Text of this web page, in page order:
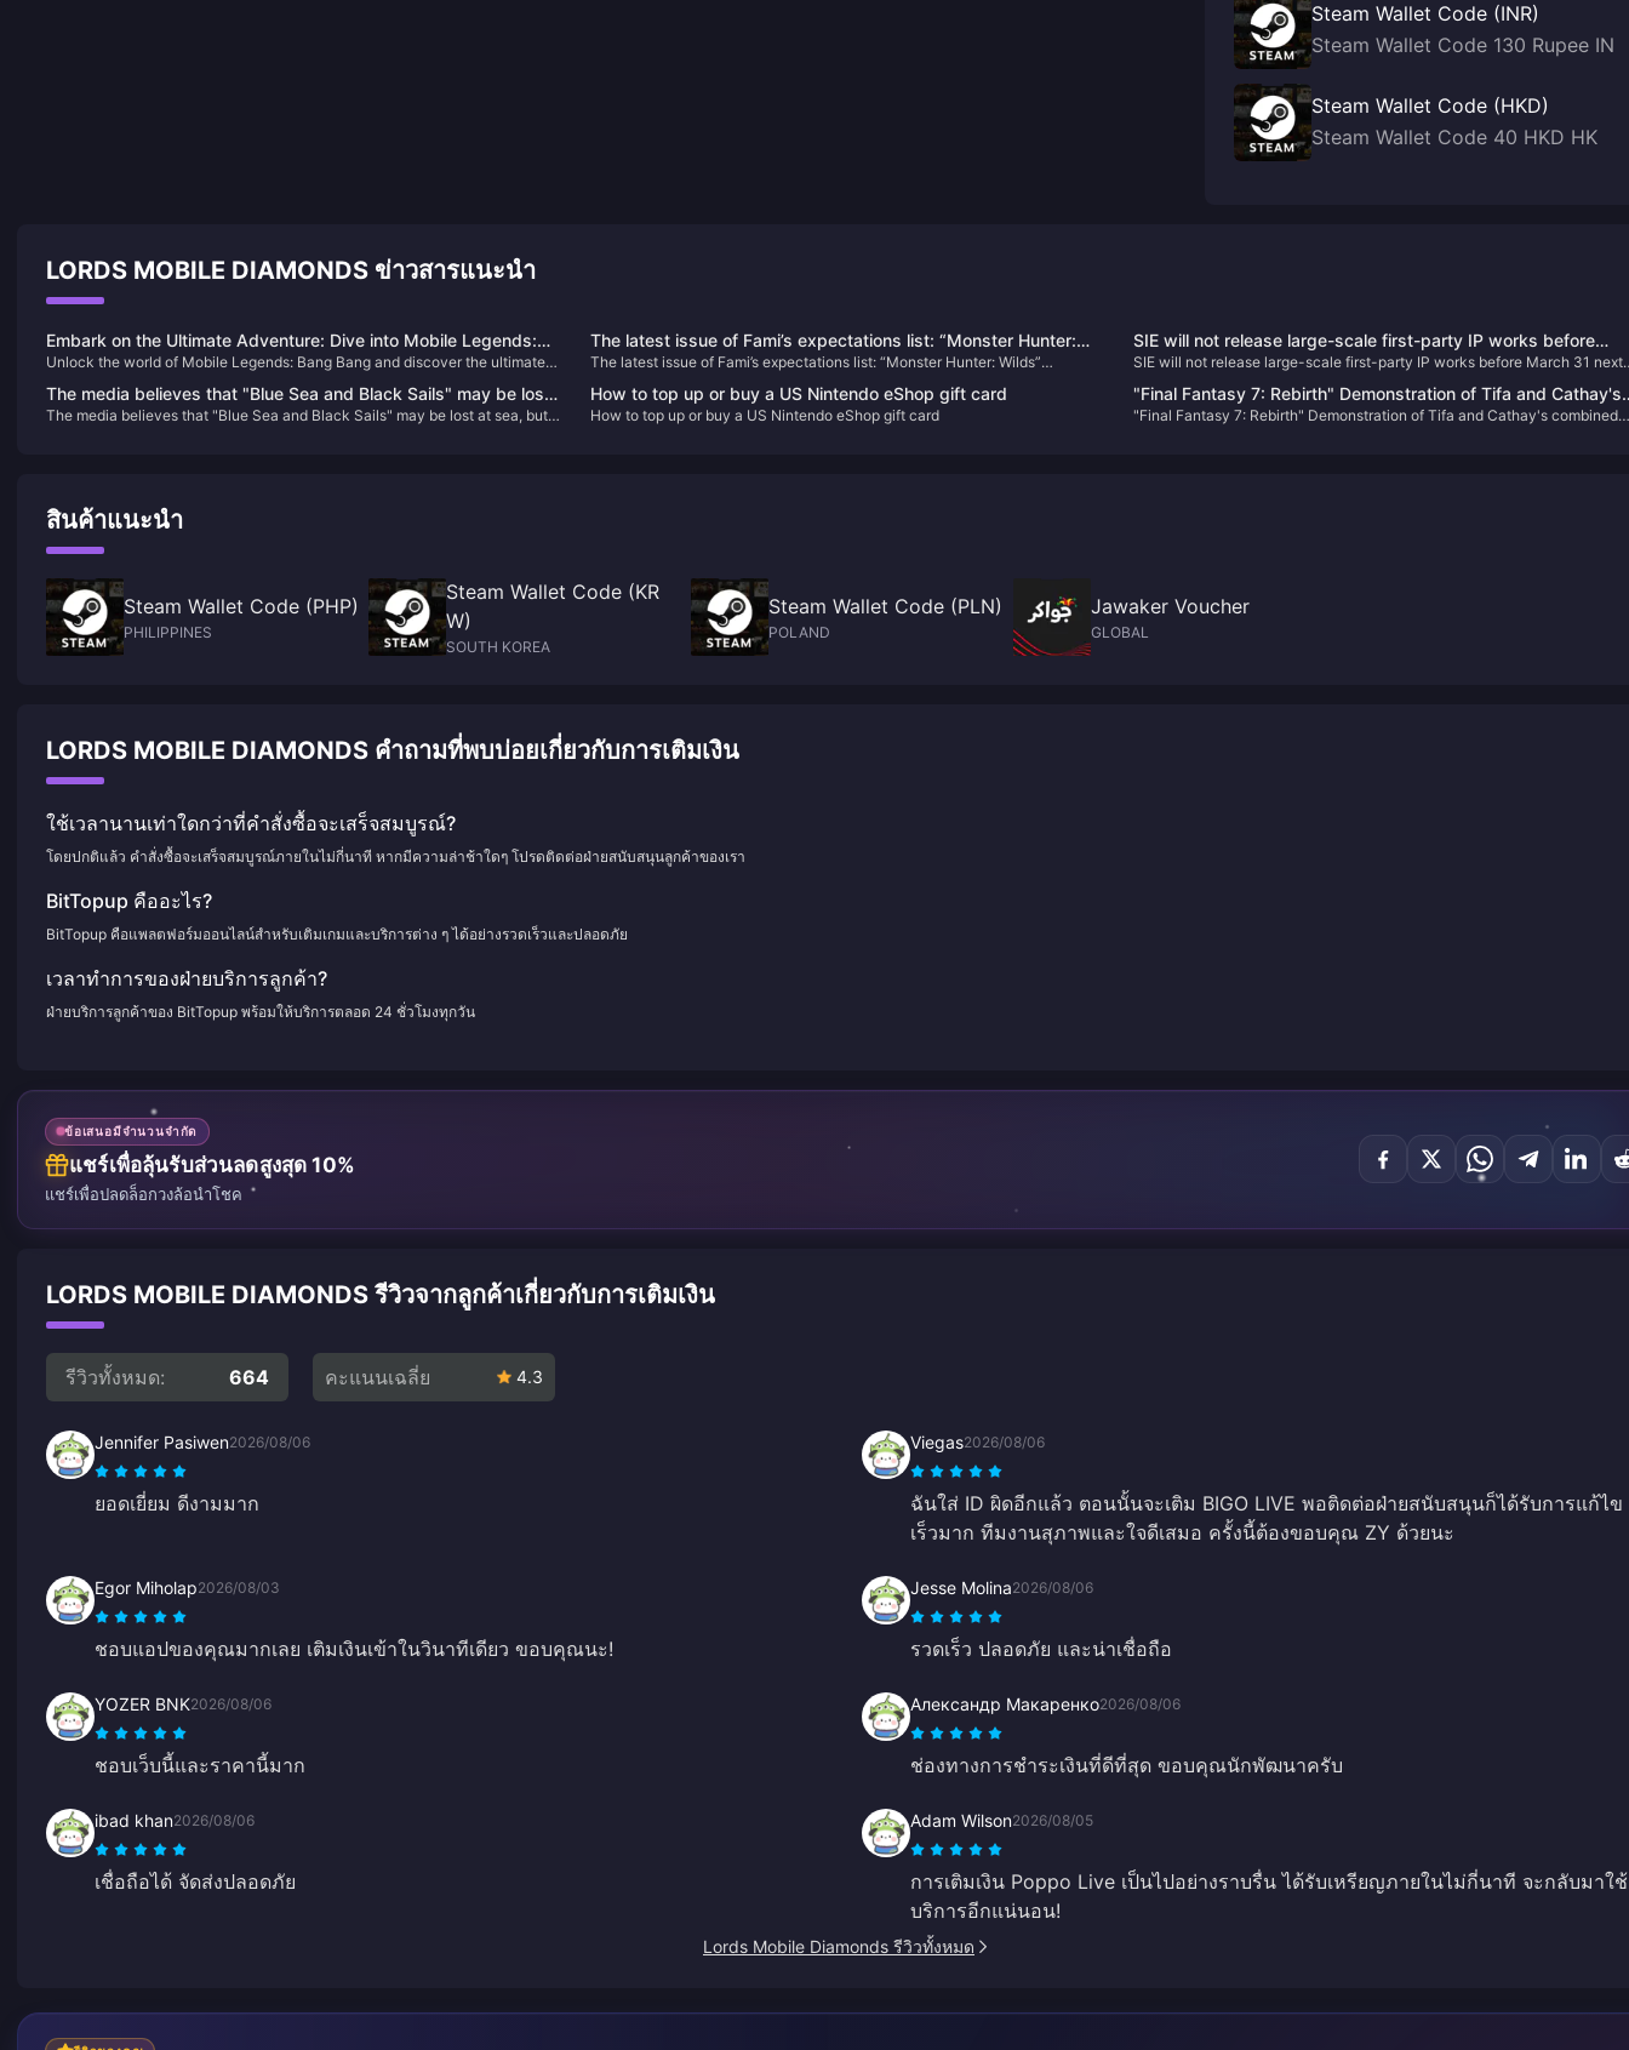
Steam Wallet Code (INR)
Steam Wallet Code 130 Rupee IN
Steam Wallet Code (HKD)
Steam Wallet Code 40 HKD HK
LORDS MOBILE DIAMONDS ข่าวสารแนะนำ
Embark on the Ultimate Adventure: Dive into Mobile Legends:
Bang Bang
Unlock the world of Mobile Legends: Bang Bang and discover the ultimate
gameplay today!
The latest issue of Fami’s expectations list: “Monster Hunter:
Wilds” becomes the new top list
The latest issue of Fami’s expectations list: “Monster Hunter: Wilds”
SIE will not release large-scale first-party IP works before
March 31 next year
SIE will not release large-scale first-party IP works before March 31 next
The media believes that "Blue Sea and Black Sails" may be lost
at sea, but it will set sail for "Black Flag"
The media believes that "Blue Sea and Black Sails" may be lost at sea, but it
How to top up or buy a US Nintendo eShop gift card
How to top up or buy a US Nintendo eShop gift card
"Final Fantasy 7: Rebirth" Demonstration of Tifa and Cathay's
combined skill "Moogle Dunk"
"Final Fantasy 7: Rebirth" Demonstration of Tifa and Cathay's combined
สินค้าแนะนำ
Steam Wallet Code (PHP)
PHILIPPINES
Steam Wallet Code (KR
W)
SOUTH KOREA
Steam Wallet Code (PLN)
POLAND
Jawaker Voucher
GLOBAL
LORDS MOBILE DIAMONDS คำถามที่พบบ่อยเกี่ยวกับการเติมเงิน
ใช้เวลานานเท่าใดกว่าที่คำสั่งซื้อจะเสร็จสมบูรณ์?
โดยปกติแล้ว คำสั่งซื้อจะเสร็จสมบูรณ์ภายในไม่กี่นาที หากมีความล่าช้าใดๆ โปรดติดต่อฝ่ายสนับสนุนลูกค้าของเรา
BitTopup คืออะไร?
BitTopup คือแพลตฟอร์มออนไลน์สำหรับเติมเกมและบริการต่าง ๆ ได้อย่างรวดเร็วและปลอดภัย
เวลาทำการของฝ่ายบริการลูกค้า?
ฝ่ายบริการลูกค้าของ BitTopup พร้อมให้บริการตลอด 24 ชั่วโมงทุกวัน
ข้อเสนอมีจำนวนจำกัด
แชร์เพื่อลุ้นรับส่วนลดสูงสุด 10%
แชร์เพื่อปลดล็อกวงล้อนำโชค
LORDS MOBILE DIAMONDS รีวิวจากลูกค้าเกี่ยวกับการเติมเงิน
รีวิวทั้งหมด: 664 คะแนนเฉลี่ย 4.3
Jennifer Pasiwen2026/08/06
ยอดเยี่ยม ดีงามมาก
Viegas2026/08/06
ฉันใส่ ID ผิดอีกแล้ว ตอนนั้นจะเติม BIGO LIVE พอติดต่อฝ่ายสนับสนุนก็ได้รับการแก้ไข
เร็วมาก ทีมงานสุภาพและใจดีเสมอ ครั้งนี้ต้องขอบคุณ ZY ด้วยนะ
Egor Miholap2026/08/03
ชอบแอปของคุณมากเลย เติมเงินเข้าในวินาทีเดียว ขอบคุณนะ!
Jesse Molina2026/08/06
รวดเร็ว ปลอดภัย และน่าเชื่อถือ
YOZER BNK2026/08/06
ชอบเว็บนี้และราคานี้มาก
Александр Макаренко2026/08/06
ช่องทางการชำระเงินที่ดีที่สุด ขอบคุณนักพัฒนาครับ
ibad khan2026/08/06
เชื่อถือได้ จัดส่งปลอดภัย
Adam Wilson2026/08/05
การเติมเงิน Poppo Live เป็นไปอย่างราบรื่น ได้รับเหรียญภายในไม่กี่นาที จะกลับมาใช้
บริการอีกแน่นอน!
Lords Mobile Diamonds รีวิวทั้งหมด